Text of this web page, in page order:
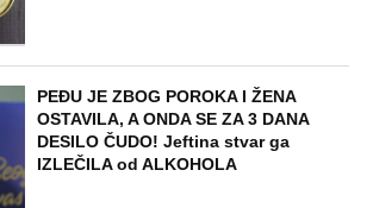
PEĐU JE ZBOG POROKA I ŽENA
OSTAVILA, A ONDA SE ZA 3 DANA
DESILO ČUDO! Jeftina stvar ga
IZLEČILA od ALKOHOLA